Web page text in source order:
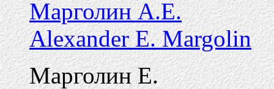
Марголин А.Е.
Alexander E. Margolin
Марголин E.